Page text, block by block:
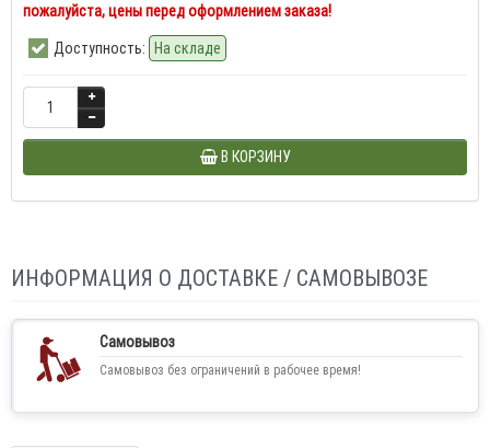
пожалуйста, цены перед оформлением заказа!
Доступность: На складе
В КОРЗИНУ
ИНФОРМАЦИЯ О ДОСТАВКЕ / САМОВЫВОЗЕ
Самовывоз
Самовывоз без ограничений в рабочее время!